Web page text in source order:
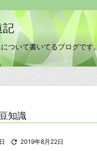
記
ついて書いてるブログです。
知識
 2019年8月22日